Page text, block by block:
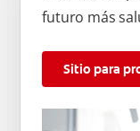
futuro más
Sitio para